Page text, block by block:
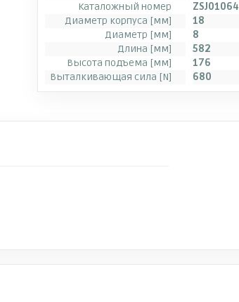
Каталожный номер
ZSJ01064
Диаметр корпуса [мм]
18
Диаметр [мм]
8
Длина [мм]
582
Высота подъема [мм]
176
Выталкивающая сила [N]
680